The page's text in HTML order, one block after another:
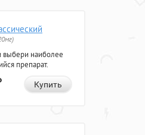
выбери наиболее
препарат.
Купить